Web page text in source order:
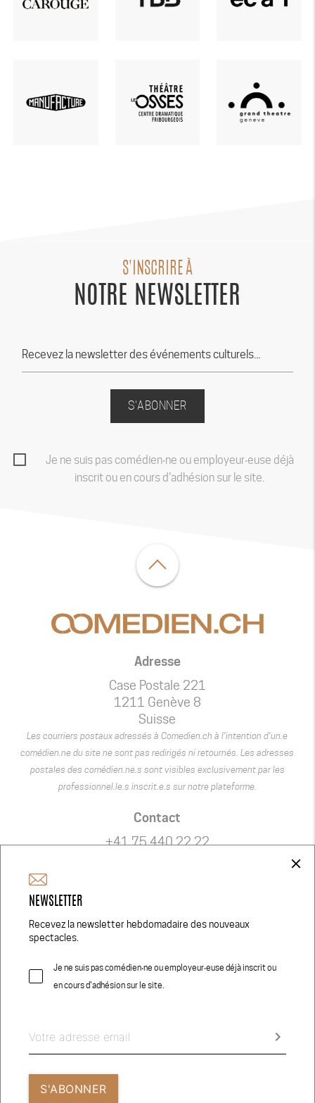
S'INSCRIRE À
NOTRE NEWSLETTER
S'ABONNER
Je ne suis pas comédien‧ne ou employeur‧euse déjà
inscrit ou en cours d'adhésion sur le site.
Adresse
Case Postale 221
1211 Genève 8
Suisse
Les courriers postaux adressés à Comedien.ch à l’intention d’un.e
comédien.ne du site ne sont pas redirigés ni retournés. Les adresses
postales des comédien.ne.s sont visibles exclusivement par les
professionnel.le.s inscrit.e.s sur notre plateforme.
Contact
+41 75 440 22 22
CONDITIONS GÉNÉRALES D’UTILISATION
close
NEWSLETTER
Recevez la newsletter hebdomadaire des nouveaux
spectacles.
Je ne suis pas comédien‧ne ou employeur‧euse déjà inscrit ou
en cours d'adhésion sur le site.
keyboard_arrow_right
S'ABONNER